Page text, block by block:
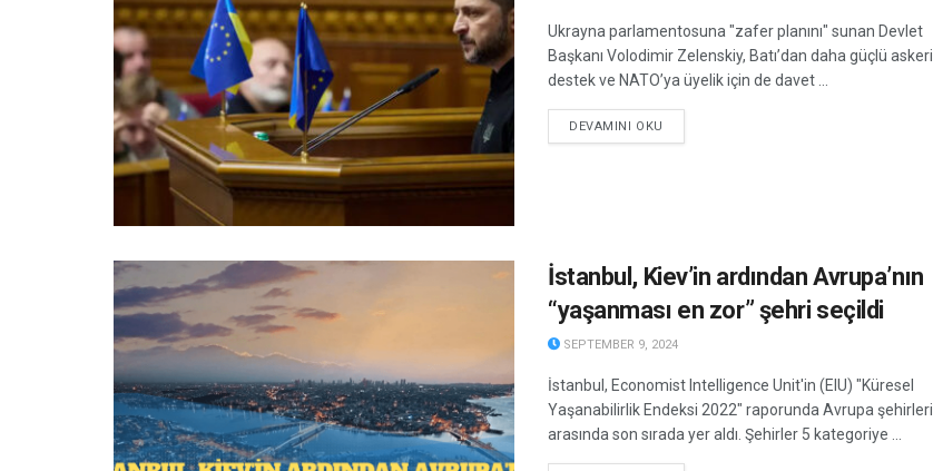
Ukrayna parlamentosuna "zafer planını" sunan Devlet
Başkanı Volodimir Zelenskiy, Batı’dan daha güçlü askeri
destek ve NATO’ya üyelik için de davet ...
DEVAMINI OKU
İstanbul, Kiev’in ardından Avrupa’nın
“yaşanması en zor” şehri seçildi
SEPTEMBER 9, 2024
İstanbul, Economist Intelligence Unit'in (EIU) "Küresel
Yaşanabilirlik Endeksi 2022" raporunda Avrupa şehirleri
arasında son sırada yer aldı. Şehirler 5 kategoriye ...